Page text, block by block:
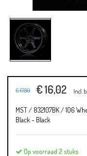
€ 17,80 € 16,02 Incl.
MST / 832107BK / 106
Black - Black
Op voorraad 2 stuks